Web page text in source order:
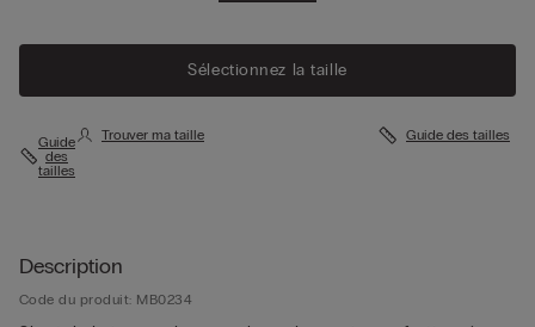
Sélectionnez la taille
Guide
des
tailles
Trouver ma taille Guide des tailles
Description
Code du produit: MB0234